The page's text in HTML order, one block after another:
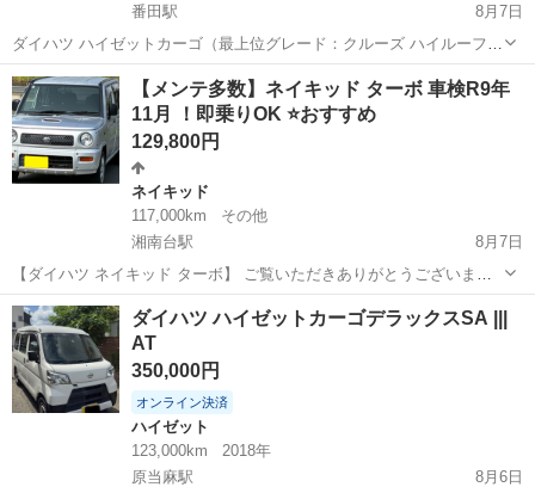
番田駅
8月7日
ダイハツ ハイゼットカーゴ（最上位グレード：クルーズ ハイルーフ
4WD）の出品です。 遠方（300km）の長距離走行もエアコンを効かせ
た状態で何の問題もなく快適に走行できました。燃費も非常に良く経
済的な1台です。 【車...
神奈川 愛甲郡 ハイゼット
【メンテ多数】ネイキッド ターボ 車検R9年
11月 ！即乗りOK ⭐おすすめ
129,800円
ネイキッド
117,000km
その他
湘南台駅
8月7日
【ダイハツ ネイキッド ターボ】 ご覧いただきありがとうございま
す。 車両情報 ・型式：GF-L750S ・2WD ・ターボ車 車両状態 高速道
路で約80km走行し、走行チェックを行いましたが、走行中に気になる
不具合は...
神奈川 藤沢市 湘南台駅 ネイキッド ターボ
ダイハツ ハイゼットカーゴデラックスSA |||
AT
350,000円
オンライン決済
ハイゼット
123,000km
2018年
原当麻駅
8月6日